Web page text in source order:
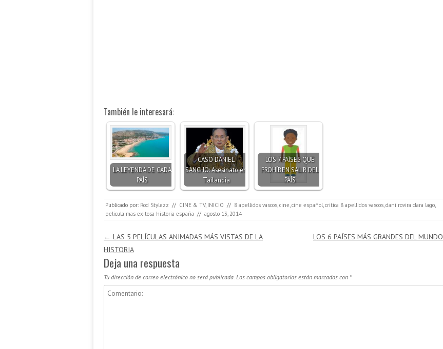
También le interesará:
LA LEYENDA DE CADA
PAÍS
CASO DANIEL
SANCHO: Asesinato en
Tailandia
LOS 7 PAÍSES QUE
PROHÍBEN SALIR DEL
PAÍS
Publicado por: Rod Stylezz // CINE & TV, INICIO // 8 apellidos vascos,cine,cine español,critica 8 apellidos vascos,dani rovira clara lago,
pelicula mas exitosa historia españa // agosto 13, 2014
Navegación de entradas
← LAS 5 PELÍCULAS ANIMADAS MÁS VISTAS DE LA
HISTORIA
LOS 6 PAÍSES MÁS GRANDES DEL MUNDO
Deja una respuesta
Tu dirección de correo electrónico no será publicada. Los campos obligatorios están marcados con *